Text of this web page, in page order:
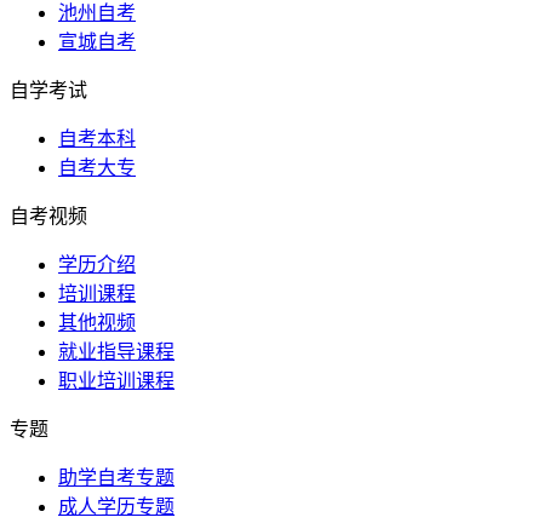
池州自考
宣城自考
自学考试
自考本科
自考大专
自考视频
学历介绍
培训课程
其他视频
就业指导课程
职业培训课程
专题
助学自考专题
成人学历专题